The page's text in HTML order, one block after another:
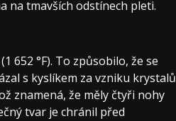
na tmavších odstínech pleti.
652 °F). To způsobilo, že se
s kyslíkem za vzniku krystalů
znamená, že měly čtyři nohy
tvar je chránil před